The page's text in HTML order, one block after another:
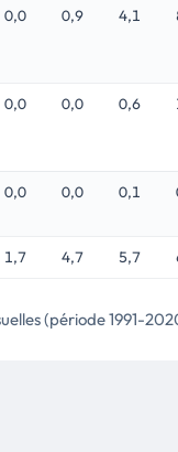
0,0 0,9 4,1
0,0 0,0 0,6
0,0 0,0 0,1
1,7 4,7 5,7
(période 1991-